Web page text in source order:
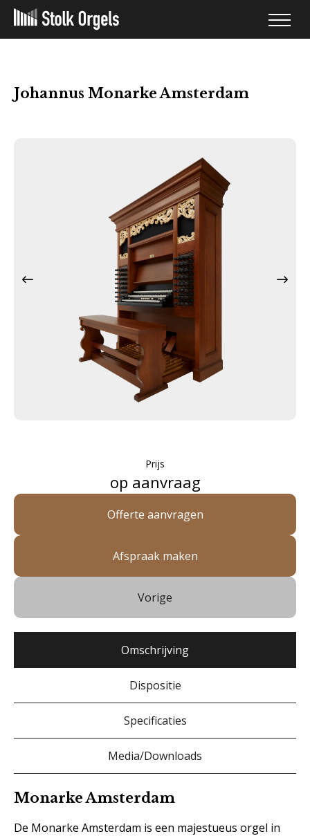
Johannus Monarke Amsterdam
Prijs
op aanvraag
Offerte aanvragen
Afspraak maken
Vorige
Omschrijving
Dispositie
Specificaties
Media/Downloads
Monarke Amsterdam
De Monarke Amsterdam is een majestueus orgel in